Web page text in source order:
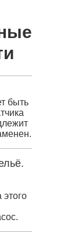
быть
этого